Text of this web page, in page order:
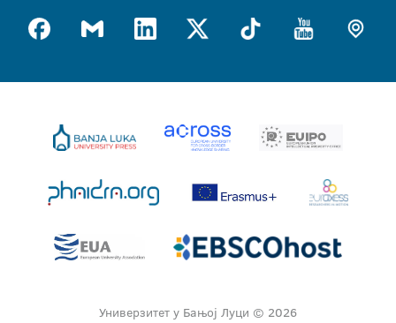
Универзитет у Бањој Луци © 2026